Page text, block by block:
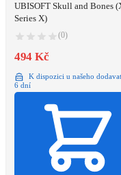
UBISOFT Skull and Bones
Series X)
(0)
494 Kč
K dispozici u našeho
6 dní